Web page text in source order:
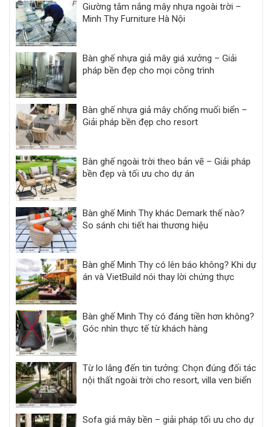
Giường tắm nắng mây nhựa ngoài trời –
Minh Thy Furniture Hà Nội
Bàn ghế nhựa giả mây giá xưởng – Giải
pháp bền đẹp cho mọi công trình
Bàn ghế nhựa giả mây chống muối biển –
Giải pháp bền đẹp cho resort
Bàn ghế ngoài trời theo bản vẽ – Giải pháp
bền đẹp và tối ưu cho dự án
Bàn ghế Minh Thy khác Demark thế nào?
So sánh chi tiết hai thương hiệu
Bàn ghế Minh Thy có lên báo không? Khi dự
án và VietBuild nói thay lời chứng thực
Bàn ghế Minh Thy có đáng tiền hơn không?
Góc nhìn thực tế từ khách hàng
Từ lo lắng đến tin tưởng: Chọn đúng đối tác
nội thất ngoài trời cho resort, villa ven biển
Sofa giả mây bền – giải pháp tối ưu cho dự